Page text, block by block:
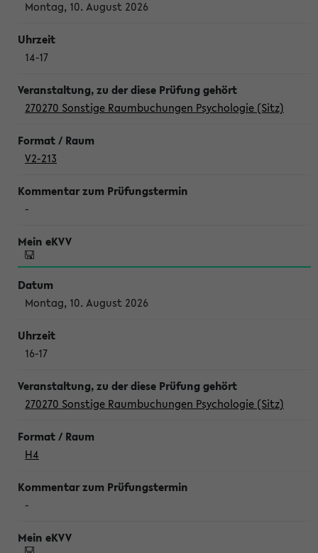
Montag, 10. August 2026
14-17
270270 Sonstige Raumbuchungen Psychologie (Sitz)
V2-213
-
Montag, 10. August 2026
16-17
270270 Sonstige Raumbuchungen Psychologie (Sitz)
H4
-